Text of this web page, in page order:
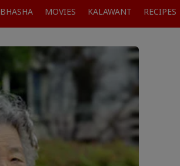
BHASHA MOVIES KALAWANT RECIPES